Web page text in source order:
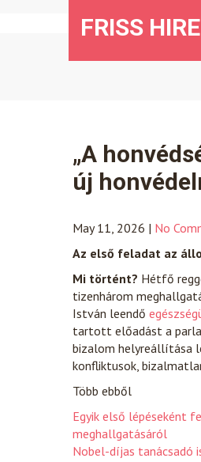
FRISS
„A
új
May 11, 2026 | No
Az első feladat az
Mi történt? Hétfő
tizenhárom
István leendő
tartott előadást a
bizalom helyreállítása
konfliktusok,
Több ebből
Egyik első lépéseként
meghallgatásáról
Nobel-díjas tanácsadó